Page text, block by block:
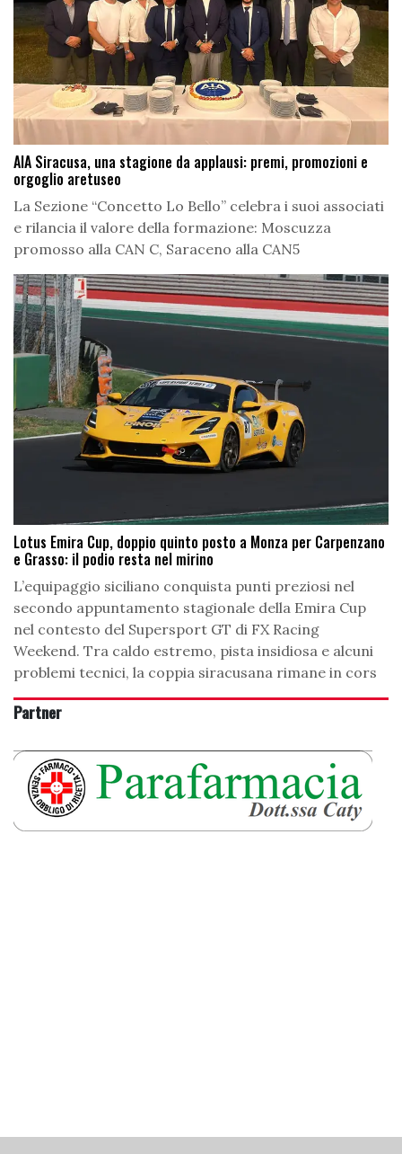
AIA Siracusa, una stagione da applausi: premi, promozioni e
orgoglio aretuseo
La Sezione “Concetto Lo Bello” celebra i suoi associati
e rilancia il valore della formazione: Moscuzza
promosso alla CAN C, Saraceno alla CAN5
Lotus Emira Cup, doppio quinto posto a Monza per Carpenzano
e Grasso: il podio resta nel mirino
L’equipaggio siciliano conquista punti preziosi nel
secondo appuntamento stagionale della Emira Cup
nel contesto del Supersport GT di FX Racing
Weekend. Tra caldo estremo, pista insidiosa e alcuni
problemi tecnici, la coppia siracusana rimane in cors
Partner